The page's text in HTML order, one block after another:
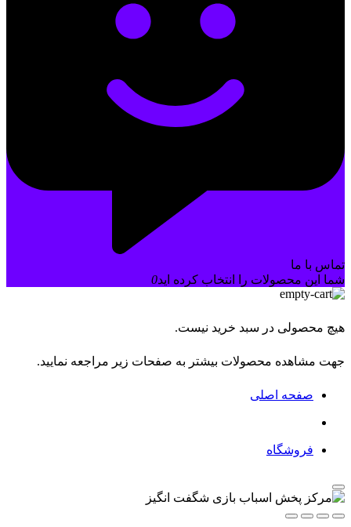
تماس با ما
شما این محصولات را انتخاب کرده اید0
هیچ محصولی در سبد خرید نیست.
جهت مشاهده محصولات بیشتر به صفحات زیر مراجعه نمایید.
صفحه اصلی
فروشگاه